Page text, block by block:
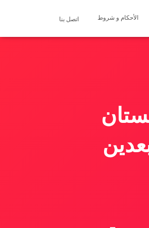
الأحكام و شروط اتصل بنا